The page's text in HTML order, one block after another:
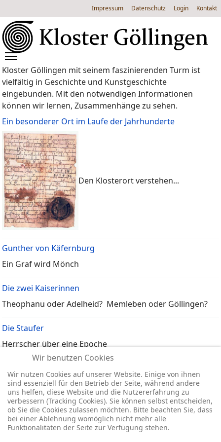
Kontakt
Login
Datenschutz
Impressum
Kloster Göllingen mit seinem faszinierenden Turm ist
vielfältig in Geschichte und Kunstgeschichte
eingebunden. Mit den notwendigen Informationen
können wir lernen, Zusammenhänge zu sehen.
Ein besonderer Ort im Laufe der Jahrhunderte
Den Klosterort verstehen...
Gunther von Käfernburg
Ein Graf wird Mönch
Die zwei Kaiserinnen
Theophanu oder Adelheid? Memleben oder Göllingen?
Die Staufer
Herrscher über eine Epoche
Ein Angelsachse hat die Thüringer zum Christentum
bekehrt
Wir benutzen Cookies
Wir nutzen Cookies auf unserer Website. Einige von ihnen
sind essenziell für den Betrieb der Seite, während andere
uns helfen, diese Website und die Nutzererfahrung zu
verbessern (Tracking Cookies). Sie können selbst entscheiden,
ob Sie die Cookies zulassen möchten. Bitte beachten Sie, dass
bei einer Ablehnung womöglich nicht mehr alle
Funktionalitäten der Seite zur Verfügung stehen.